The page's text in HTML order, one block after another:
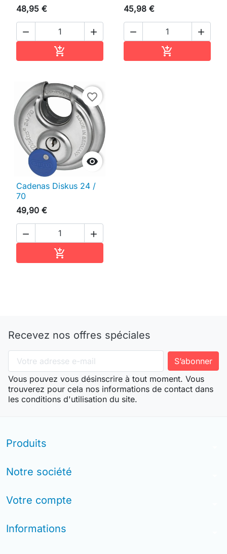
48,95 €
 

45,98 €
 


favorite_border
Cadenas Diskus 24 /
70
49,90 €
 

Recevez nos offres spéciales
Vous pouvez vous désinscrire à tout moment. Vous
trouverez pour cela nos informations de contact dans
les conditions d'utilisation du site.
Produits
Notre société
Votre compte
Informations